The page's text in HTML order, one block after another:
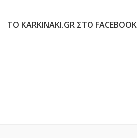
ΤΟ KARKINAKI.GR ΣΤΟ FACEBOOK